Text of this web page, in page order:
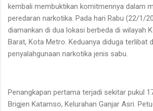
kembali membuktikan komitmennya dalam
peredaran narkotika. Pada hari Rabu (22/1/
diamankan di dua lokasi berbeda di wilayah
Barat, Kota Metro. Keduanya diduga terlibat
penyalahgunaan narkotika jenis sabu.
Penangkapan pertama terjadi sekitar pukul
Brigjen Katamso, Kelurahan Ganjar Asri.